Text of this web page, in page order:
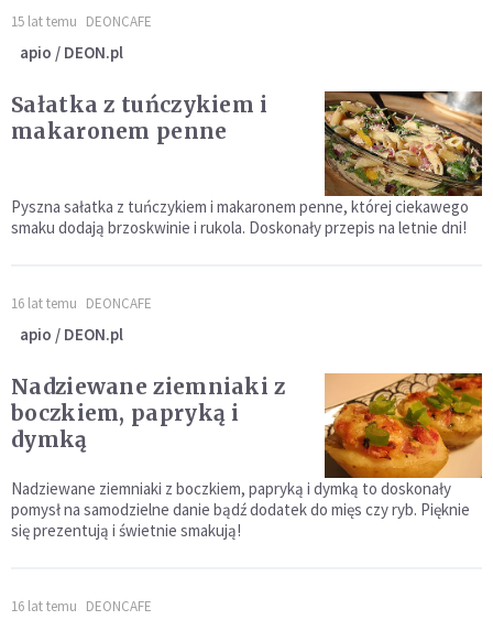
15 lat temu DEONCAFE
apio / DEON.pl
Sałatka z tuńczykiem i
makaronem penne
Pyszna sałatka z tuńczykiem i makaronem penne, której ciekawego
smaku dodają brzoskwinie i rukola. Doskonały przepis na letnie dni!
16 lat temu DEONCAFE
apio / DEON.pl
Nadziewane ziemniaki z
boczkiem, papryką i
dymką
Nadziewane ziemniaki z boczkiem, papryką i dymką to doskonały
pomysł na samodzielne danie bądź dodatek do mięs czy ryb. Pięknie
się prezentują i świetnie smakują!
16 lat temu DEONCAFE